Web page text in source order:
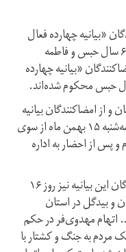
«بیانیه چهارده فعال
سیاسی و مدنی برای استعفای خامنه‌ای» به ۶ سال حبس و فاطمه
«بیانیه چهارده
امضاکنندگان بیانیه
اول برای درخواست استعفای خامنه‌ای نیز سه‌شنبه ۱۵ بهمن ماه از سوی
محکوم و پس از احضار به اداره
مهدی مهدوی‌فر، فعال مدنی و از امضاکنندگان این بیانیه نیز روز ۱۶
شعبه ۱۰۲ دادگاه کیفری ۲ آران و بیدگل در استان
شد. اتهام مهدوی‌فر در حکم
مردم به جنگ و کشتار با